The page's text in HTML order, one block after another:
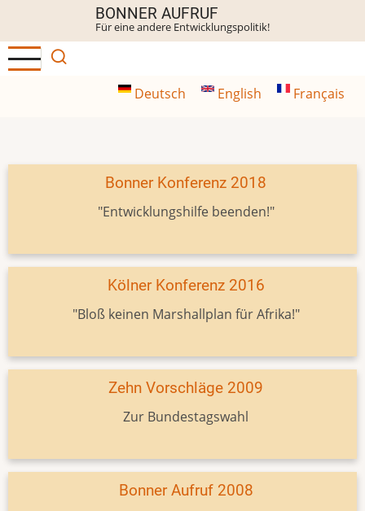
Inhalt
BONNER AUFRUF
Für eine andere Entwicklungspolitik!
Deutsch English Français
Bonner Konferenz 2018
"Entwicklungshilfe beenden!"
Kölner Konferenz 2016
"Bloß keinen Marshallplan für Afrika!"
Zehn Vorschläge 2009
Zur Bundestagswahl
Bonner Aufruf 2008